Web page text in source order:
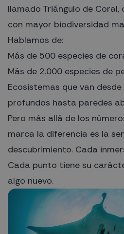
llamado Triángulo de
con mayor biodiversidad
Hablamos de:
Más de 500 especies de
Más de 2.000 especies de
Ecosistemas que van
profundos hasta paredes
Pero más allá de los
marca la diferencia es la
descubrimiento. Cada
Cada punto tiene su
algo nuevo.